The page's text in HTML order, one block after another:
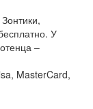
У
–
MasterCard,